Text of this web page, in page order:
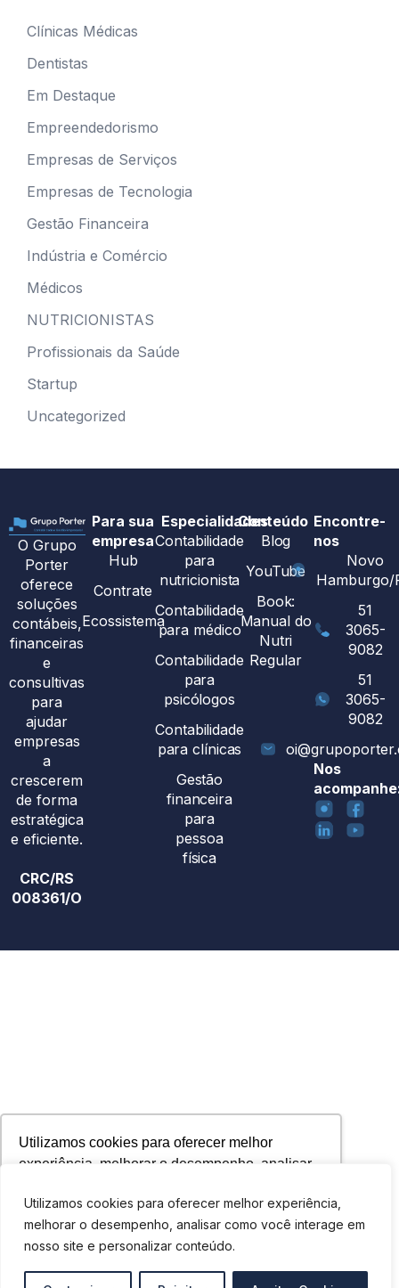
Utilizamos cookies para oferecer melhor
experiência, melhorar o desempenho, analisar
personalizar conteúdo. Ao utilizar este site, você
concorda com o uso de cookies.
Ok, entendi!
Utilizamos cookies para oferecer melhor experiência,
melhorar o desempenho, analisar como você interage em
nosso site e personalizar conteúdo.
Clínicas Médicas
Dentistas
Em Destaque
Empreendedorismo
Empresas de Serviços
Empresas de Tecnologia
Gestão Financeira
Indústria e Comércio
Médicos
NUTRICIONISTAS
Profissionais da Saúde
Startup
Uncategorized
O Grupo
Porter
oferece
soluções
contábeis,
financeiras
e
consultivas
para
ajudar
empresas
a
crescerem
de forma
estratégica
e eficiente.
CRC/RS
008361/O
Para sua
empresa
Hub
Contrate
Ecossistema
Especialidades
Contabilidade
para
nutricionista
Contabilidade
para médico
Contabilidade
para
psicólogos
Contabilidade
para clínicas
Gestão
financeira
para
pessoa
física
Conteúdo
Blog
YouTube
Book:
Manual do
Nutri
Regular
Encontre-
nos
Novo
Hamburgo/
51
3065-
9082
51
3065-
9082
Nos